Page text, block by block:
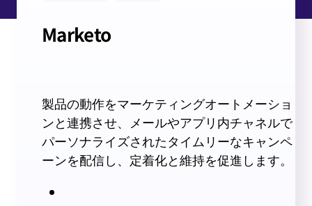
Marketo
製品の動作をマーケティングオートメーショ
ンと連携させ、メールやアプリ内チャネルで
パーソナライズされたタイムリーなキャンペ
ーンを配信し、定着化と維持を促進します。